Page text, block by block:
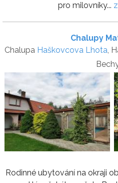
pro milovníky...
Chalupy
Chalupa Haškovcova Lhota,
Rodinné ubytování na okraji